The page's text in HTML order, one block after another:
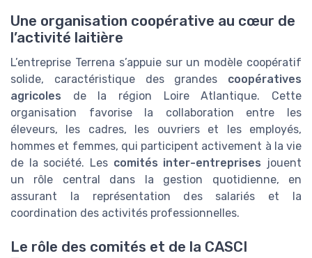
Une organisation coopérative au cœur de
l’activité laitière
L’entreprise Terrena s’appuie sur un modèle coopératif
solide, caractéristique des grandes coopératives
agricoles de la région Loire Atlantique. Cette
organisation favorise la collaboration entre les
éleveurs, les cadres, les ouvriers et les employés,
hommes et femmes, qui participent activement à la vie
de la société. Les comités inter-entreprises jouent
un rôle central dans la gestion quotidienne, en
assurant la représentation des salariés et la
coordination des activités professionnelles.
Le rôle des comités et de la CASCI